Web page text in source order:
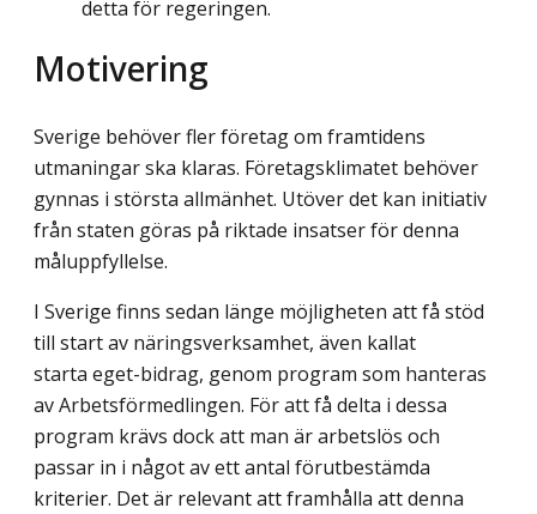
detta för regeringen.
Motivering
Sverige behöver fler företag om framtidens
utmaningar ska klaras. Företagsklimatet behöver
gynnas i största allmänhet. Utöver det kan initiativ
från staten göras på riktade insatser för denna
måluppfyllelse.
I Sverige finns sedan länge möjligheten att få stöd
till start av näringsverksamhet, även kallat
starta eget-bidrag, genom program som hanteras
av Arbetsförmedlingen. För att få delta i dessa
program krävs dock att man är arbetslös och
passar in i något av ett antal förutbestämda
kriterier. Det är relevant att framhålla att denna